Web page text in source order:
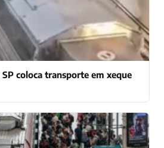
coloca transporte em xeque